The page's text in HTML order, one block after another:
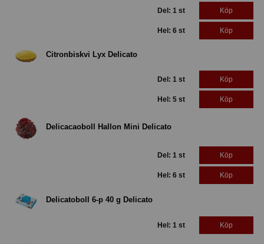
Del: 1 st Köp
Hel: 6 st Köp
Citronbiskvi Lyx Delicato
Del: 1 st Köp
Hel: 5 st Köp
Delicacaoboll Hallon Mini Delicato
Del: 1 st Köp
Hel: 6 st Köp
Delicatoboll 6-p 40 g Delicato
Hel: 1 st Köp